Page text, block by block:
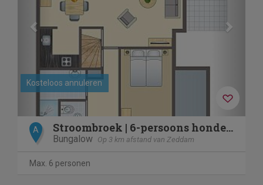
Kosteloos annuleren
A Stroombroek | 6-persoons hondenbungalow | 6CD
Bungalow Op 3 km afstand van Zeddam
Max. 6 personen